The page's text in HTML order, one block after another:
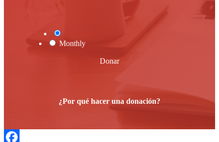
Monthly
Donar
¿Por qué hacer una donación?